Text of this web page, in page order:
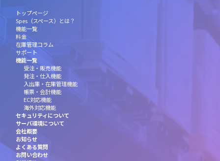
トップページ
Spes（スペース）とは？
機能一覧
料金
在庫管理コラム
サポート
機能一覧
受注・販売機能
発注・仕入機能
入出庫・在庫管理機能
帳票・会計機能
EC対応機能
海外対応機能
セキュリティについて
サーバ環境について
会社概要
お知らせ
よくある質問
お問い合わせ